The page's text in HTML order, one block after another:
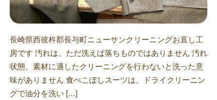
長崎県西彼杵郡長与町ニューサンクリーニングお直し工
房です 汚れは、ただ洗えば落ちものではありません 汚れ
状態、素材に適したクリーニングを行わないと洗った意
味がありません 食べこぼしスーツは、ドライクリーニン
グで油分を洗い […]